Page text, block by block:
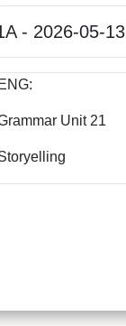
- 2026-05-13
ENG:
Unit 21